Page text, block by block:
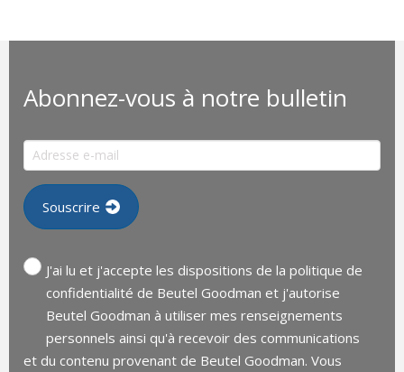
Abonnez-vous à notre bulletin
J'ai lu et j'accepte les dispositions de la politique de
confidentialité de Beutel Goodman et j'autorise
Beutel Goodman à utiliser mes renseignements
personnels ainsi qu'à recevoir des communications
et du contenu provenant de Beutel Goodman. Vous